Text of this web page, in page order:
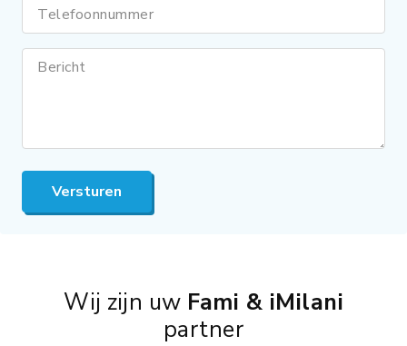
Telefoonnummer
Bericht
Versturen
Wij zijn uw Fami & iMilani
partner